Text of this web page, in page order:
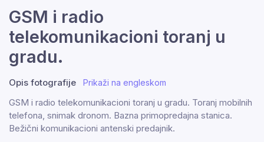
GSM i radio
telekomunikacioni toranj u
gradu.
Opis fotografije Prikaži na engleskom
GSM i radio telekomunikacioni toranj u gradu. Toranj mobilnih
telefona, snimak dronom. Bazna primopredajna stanica.
Bežični komunikacioni antenski predajnik.